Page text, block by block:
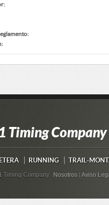
Timing Company
RUNNING TRAIL-
Timing Company. Nosotros Aviso